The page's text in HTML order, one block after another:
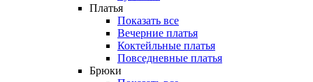
Платья
Показать все
Вечерние платья
Коктейльные платья
Повседневные платья
Брюки